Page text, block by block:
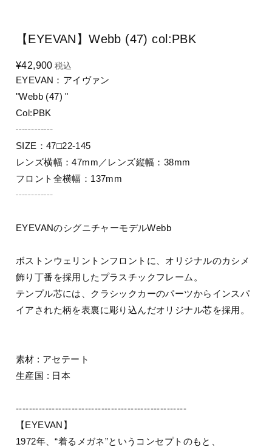
【EYEVAN】Webb (47) col:PBK
¥42,900 税込
EYEVAN：アイヴァン
"Webb (47) "
Col:PBK
┄┄┄┄
SIZE：47□22-145
レンズ横幅：47mm／レンズ縦幅：38mm
フロント全横幅：137mm
┄┄┄┄
EYEVANのシグニチャーモデルWebb
ボストンウェリントンフロントに、オリジナルのカシメ
飾り丁番を採用したプラスチックフレーム。
テンプル芯には、クラシックカーのパーツからインスパ
イアされた柄を表裏に彫り込んだオリジナル芯を採用。
素材 : アセテート
生産国 : 日本
----------------------------------------------------
【EYEVAN】
1972年、“着るメガネ”というコンセプトのもと、